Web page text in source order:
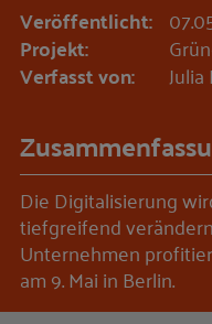
Veröffentlicht:
Projekt:
Verfasst von:
Die Digitalisierung
tiefgreifend
Unternehmen
am 9. Mai in Berlin.